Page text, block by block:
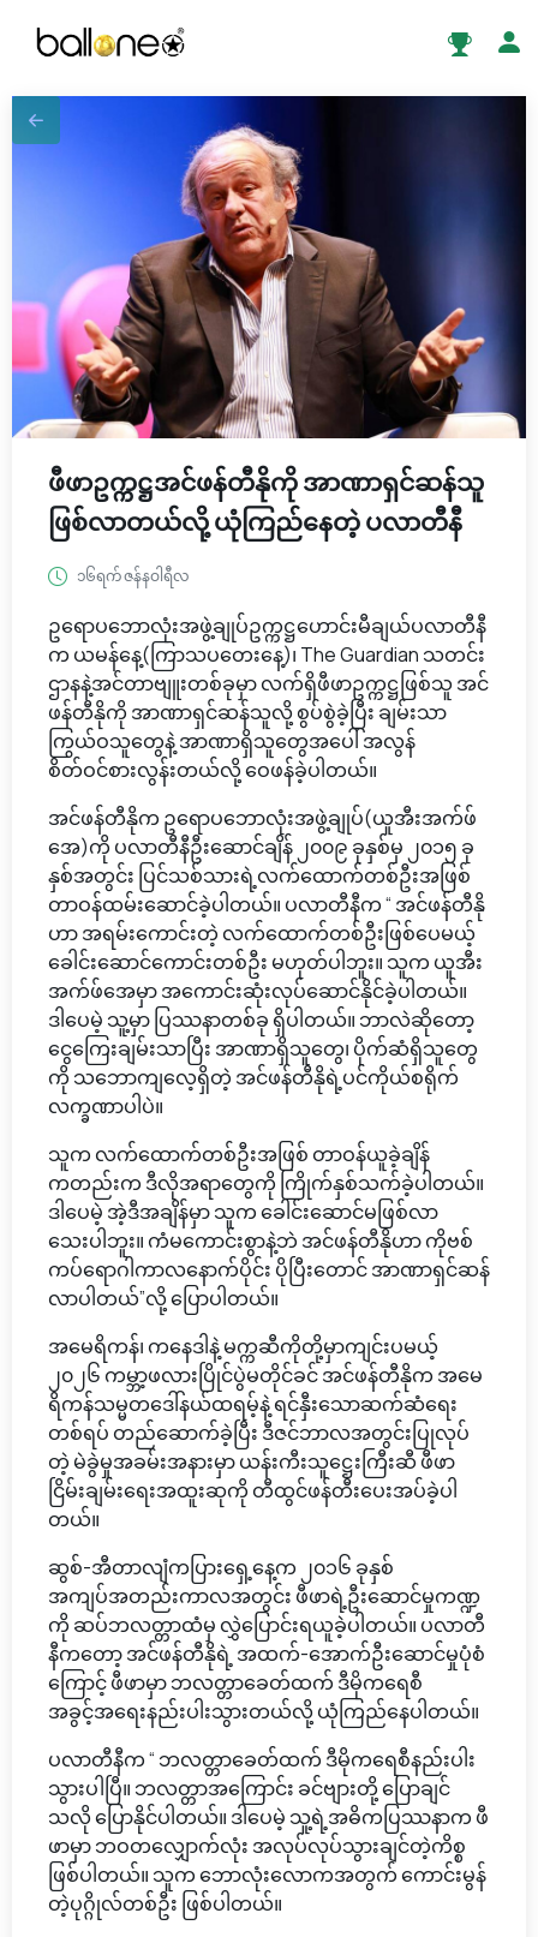
ဖီဖာဥက္ကဋ္ဌအင်ဖန်တီနိုကို အာဏာရှင်ဆန်သူ
ဖြစ်လာတယ်လို့ ယုံကြည်နေတဲ့ ပလာတီနီ
၁၆ရက် ဇန်နဝါရီလ
ဥရောပဘောလုံးအဖွဲ့ချုပ်ဥက္ကဋ္ဌဟောင်းမီချယ်ပလာတီနီ
က ယမန်နေ့(ကြာသပတေးနေ့)၊ The Guardian သတင်း
ဌာနနဲ့အင်တာဗျူးတစ်ခုမှာ လက်ရှိဖီဖာဥက္ကဋ္ဌဖြစ်သူ အင်
ဖန်တီနိုကို အာဏာရှင်ဆန်သူလို့ စွပ်စွဲခဲ့ပြီး ချမ်းသာ
ကြွယ်ဝသူတွေနဲ့ အာဏာရှိသူတွေအပေါ် အလွန်
စိတ်ဝင်စားလွန်းတယ်လို့ ဝေဖန်ခဲ့ပါတယ်။
အင်ဖန်တီနိုက ဥရောပဘောလုံးအဖွဲ့ချုပ်(ယူအီးအက်ဖ်
အေ)ကို ပလာတီနီဦးဆောင်ချိန် ၂၀၀၉ ခုနှစ်မှ ၂၀၁၅ ခု
နှစ်အတွင်း ပြင်သစ်သားရဲ့လက်ထောက်တစ်ဦးအဖြစ်
တာဝန်ထမ်းဆောင်ခဲ့ပါတယ်။ ပလာတီနီက “ အင်ဖန်တီနို
ဟာ အရမ်းကောင်းတဲ့ လက်ထောက်တစ်ဦးဖြစ်ပေမယ့်
ခေါင်းဆောင်ကောင်းတစ်ဦး မဟုတ်ပါဘူး။ သူက ယူအီး
အက်ဖ်အေမှာ အကောင်းဆုံးလုပ်ဆောင်နိုင်ခဲ့ပါတယ်။
ဒါပေမဲ့ သူ့မှာ ပြဿနာတစ်ခု ရှိပါတယ်။ ဘာလဲဆိုတော့
ငွေကြေးချမ်းသာပြီး အာဏာရှိသူတွေ၊ ပိုက်ဆံရှိသူတွေ
ကို သဘောကျလေ့ရှိတဲ့ အင်ဖန်တီနိုရဲ့ပင်ကိုယ်စရိုက်
လက္ခဏာပါပဲ။
သူက လက်ထောက်တစ်ဦးအဖြစ် တာဝန်ယူခဲ့ချိန်
ကတည်းက ဒီလိုအရာတွေကို ကြိုက်နှစ်သက်ခဲ့ပါတယ်။
ဒါပေမဲ့ အဲ့ဒီအချိန်မှာ သူက ခေါင်းဆောင်မဖြစ်လာ
သေးပါဘူး။ ကံမကောင်းစွာနဲ့ဘဲ အင်ဖန်တီနိုဟာ ကိုဗစ်
ကပ်ရောဂါကာလနောက်ပိုင်း ပိုပြီးတောင် အာဏာရှင်ဆန်
လာပါတယ်”လို့ ပြောပါတယ်။
အမေရိကန်၊ ကနေဒါနဲ့ မက္ကဆီကိုတို့မှာကျင်းပမယ့်
၂၀၂၆ ကမ္ဘာ့ဖလားပြိုင်ပွဲမတိုင်ခင် အင်ဖန်တီနိုက အမေ
ရိကန်သမ္မတဒေါ်နယ်ထရမ့်နဲ့ ရင်နှီးသောဆက်ဆံရေး
တစ်ရပ် တည်ဆောက်ခဲ့ပြီး ဒီဇင်ဘာလအတွင်းပြုလုပ်
တဲ့ မဲခွဲမှုအခမ်းအနားမှာ ယန်းကီးသူဋ္ဌေးကြီးဆီ ဖီဖာ
ငြိမ်းချမ်းရေးအထူးဆုကို တီထွင်ဖန်တီးပေးအပ်ခဲ့ပါ
တယ်။
ဆွစ်-အီတာလျံကပြားရှေ့နေ့က ၂၀၁၆ ခုနှစ်
အကျပ်အတည်းကာလအတွင်း ဖီဖာရဲ့ဦးဆောင်မှုကဏ္ဍ
ကို ဆပ်ဘလတ္တာထံမှ လွှဲပြောင်းရယူခဲ့ပါတယ်။ ပလာတီ
နီကတော့ အင်ဖန်တီနိုရဲ့ အထက်-အောက်ဦးဆောင်မှုပုံစံ
ကြောင့် ဖီဖာမှာ ဘလတ္တာခေတ်ထက် ဒီမိုကရေစီ
အခွင့်အရေးနည်းပါးသွားတယ်လို့ ယုံကြည်နေပါတယ်။
ပလာတီနီက “ ဘလတ္တာခေတ်ထက် ဒီမိုကရေစီနည်းပါး
သွားပါပြီ။ ဘလတ္တာအကြောင်း ခင်ဗျားတို့ ပြောချင်
သလို ပြောနိုင်ပါတယ်။ ဒါပေမဲ့ သူ့ရဲ့အဓိကပြဿနာက ဖီ
ဖာမှာ ဘဝတလျှောက်လုံး အလုပ်လုပ်သွားချင်တဲ့ကိစ္စ
ဖြစ်ပါတယ်။ သူက ဘောလုံးလောကအတွက် ကောင်းမွန်
တဲ့ပုဂ္ဂိုလ်တစ်ဦး ဖြစ်ပါတယ်။